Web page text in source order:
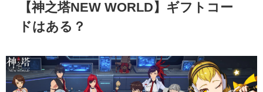
【神之塔NEW WORLD】ギフトコー
ドはある？